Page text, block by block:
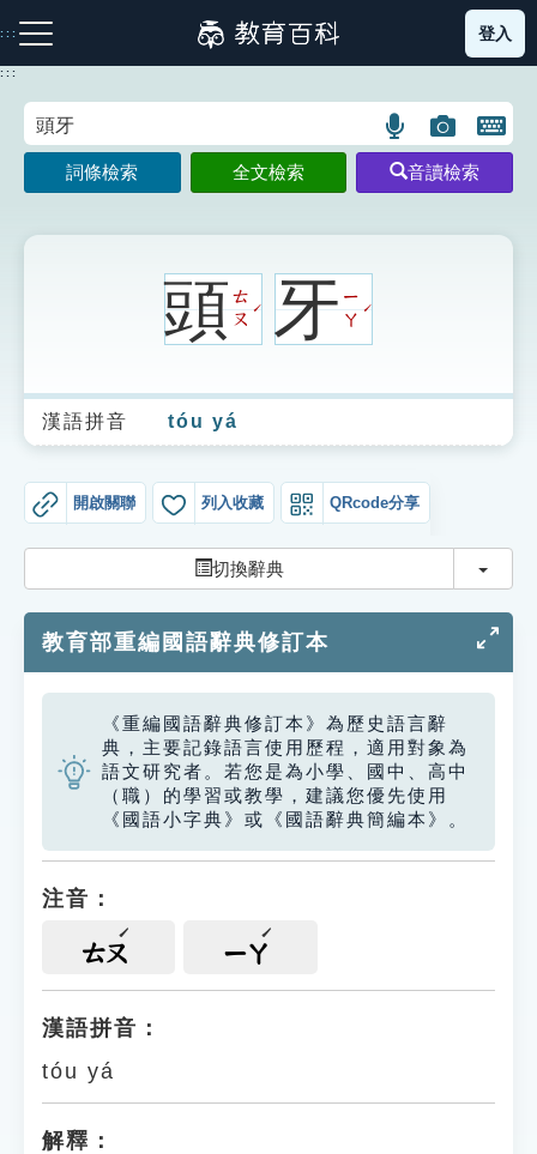
到
主
:::
注音索引圖示 筆畫索引圖示 部首索引表圖示
生字詞彙表
成語故事
索引選單
單字索引
生命大百科索引
遊戲專區
教學應用
貓頭鷹博士
登入
:::
語
言
搜
圖
片
搜
開
鍵
圖
詞條檢索 全文檢索 音讀檢索
頭ㄊ
ㄡ
ˊ 牙ㄧ
ㄚ
ˊ
漢語拼音 tóu yá
開啟關聯 列入收藏 QRcode分享
切換辭典 切換
教育部重編國語辭典修訂本
《重編國語辭典修訂本》為歷史語言辭
典，主要記錄語言使用歷程，適用對象為
語文研究者。若您是為小學、國中、高中
（職）的學習或教學，建議您優先使用
《國語小字典》或《國語辭典簡編本》。
注音：
ㄊㄡ ㄧㄚ
漢語拼音：
tóu yá
解釋：